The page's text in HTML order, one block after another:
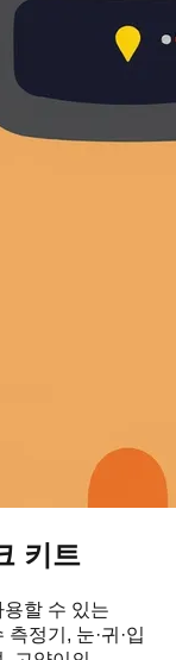
키트
할 수 있는
정기, 눈·귀·입